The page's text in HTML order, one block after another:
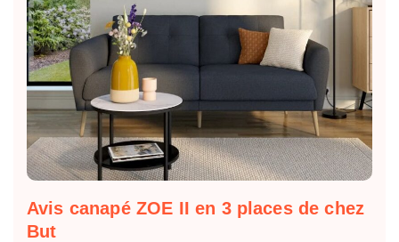
Avis canapé ZOE II en 3 places de chez
But